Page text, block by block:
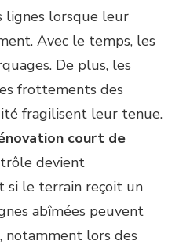
lignes lorsque leur
Avec le temps, les
De plus, les
frottements des
fragilisent leur tenue.
court de
devient
si le terrain reçoit un
abîmées peuvent
lors des